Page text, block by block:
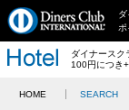
ダイナースク
100円につき
HOME SEARCH